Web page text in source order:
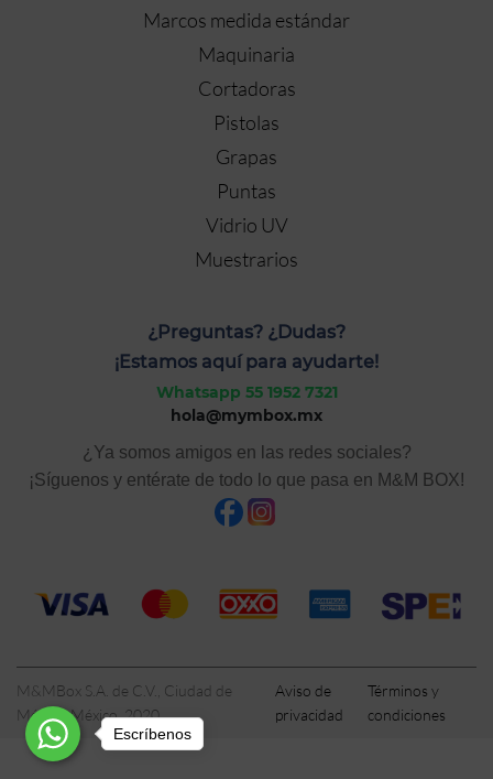
Marcos medida estándar
Maquinaria
Cortadoras
Pistolas
Grapas
Puntas
Vidrio UV
Muestrarios
¿Preguntas? ¿Dudas?
¡Estamos aquí para ayudarte!
Whatsapp 55 1952 7321
hola@mymbox.mx
¿Ya somos amigos en las redes sociales?
¡Síguenos y entérate de todo lo que pasa en M&M BOX!
M&MBox S.A. de C.V., Ciudad de
México, México, 2020
Aviso de
privacidad
Términos y
condiciones
Escríbenos